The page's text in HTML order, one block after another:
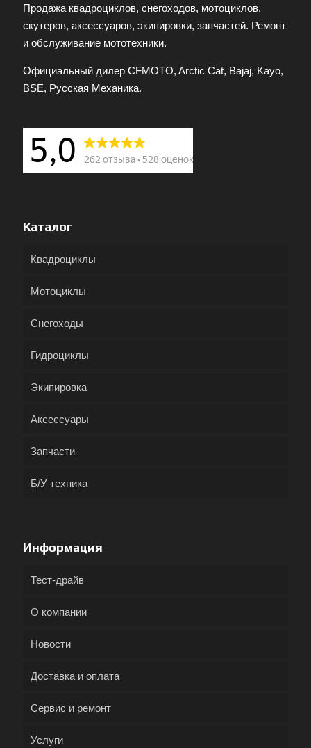
Продажа квадроциклов, снегоходов, мотоциклов,
скутеров, аксессуаров, экипировки, запчастей. Ремонт
и обслуживание мототехники.
Официальный дилер CFMOTO, Arctic Cat, Bajaj, Kayo,
BSE, Русская Механика.
Каталог
Квадроциклы
Мотоциклы
Снегоходы
Гидроциклы
Экипировка
Аксессуары
Запчасти
Б/У техника
Информация
Тест-драйв
О компании
Новости
Доставка и оплата
Сервис и ремонт
Услуги